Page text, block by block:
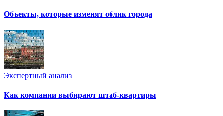
Объекты, которые изменят облик города
Экспертный анализ
Как компании выбирают штаб-квартиры